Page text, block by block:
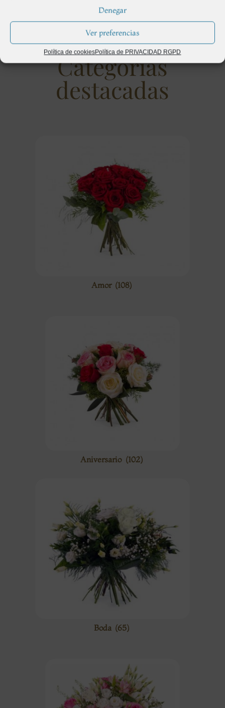
Denegar
Ver preferencias
Política de cookiesPolítica de PRIVACIDAD RGPD
Categorías
destacadas
Amor (108)
Aniversario (102)
Boda (65)